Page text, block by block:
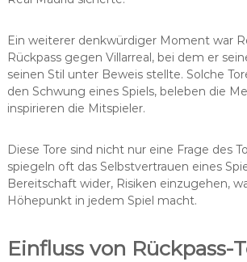
Ein weiterer denkwürdiger Moment war
Rückpass gegen Villarreal, bei dem er
seinen Stil unter Beweis stellte. Solche
den Schwung eines Spiels, beleben die
inspirieren die Mitspieler.
Diese Tore sind nicht nur eine Frage des
spiegeln oft das Selbstvertrauen eines
Bereitschaft wider, Risiken einzugehen,
Höhepunkt in jedem Spiel macht.
Einfluss von Rückpass-